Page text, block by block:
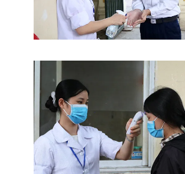
Liên hệ tòa soạn English
THỜI BÁO VTV
Theo dõi báo trên
Cơ quan chủ quản:Đài Truyền hình Việt Nam